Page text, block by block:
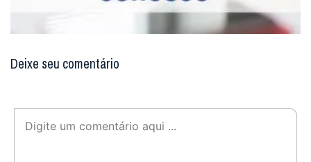
Deixe seu comentário